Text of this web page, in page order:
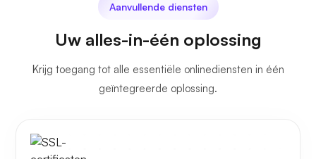
Aanvullende diensten
Uw alles-in-één oplossing
Krijg toegang tot alle essentiële onlinediensten in één
geïntegreerde oplossing.